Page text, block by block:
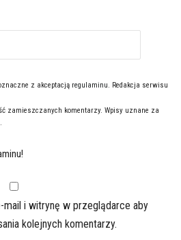
z akceptacją regulaminu. Redakcja serwisu
zamieszczanych komentarzy. Wpisy uznane za
mail i witrynę w przeglądarce aby
kolejnych komentarzy.